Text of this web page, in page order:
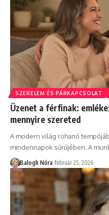
SZERELEM ÉS PÁRKAPCSOLAT
Üzenet a férfinak:
mennyire szereted
A modern világ rohanó
mindennapok sűrűjében. A
Balogh Nóra február 25, 2026